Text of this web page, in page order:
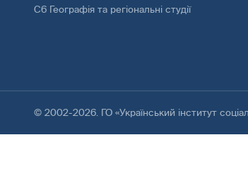
С6 Географія та регіональні студії
© 2002-2026. ГО «Український інститут